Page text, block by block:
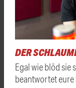
DER
Egal wie blöd
beantwortet